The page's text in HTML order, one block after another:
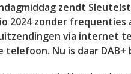
zendt
2024 zonder
via internet
telefoon. Nu is daar DAB+